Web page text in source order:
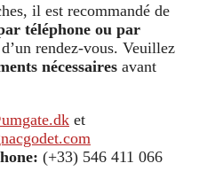
il est recommandé de
téléphone ou par
rendez-vous. Veuillez
nécessaires avant
et
(+33) 546 411 066